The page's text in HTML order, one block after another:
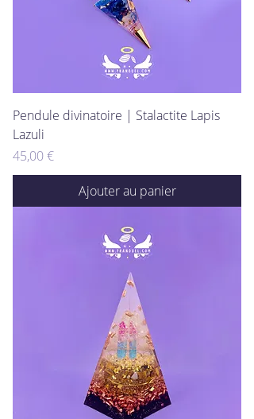
Pendule divinatoire | Stalactite Lapis
Lazuli
Prix
45,00 €
Ajouter au panier